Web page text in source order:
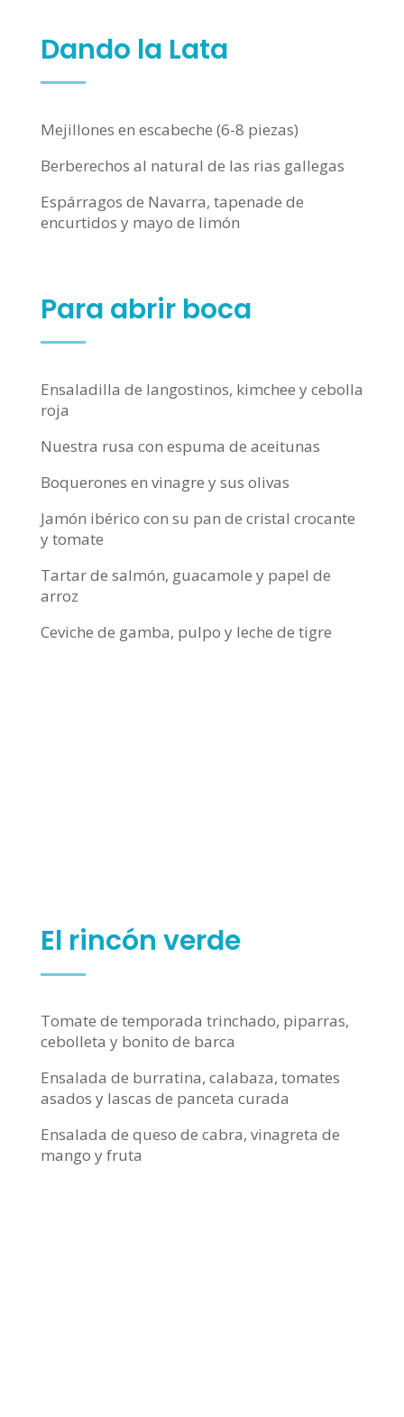
Dando la Lata
Mejillones en escabeche (6-8 piezas)
Berberechos al natural de las rias gallegas
Espárragos de Navarra, tapenade de
encurtidos y mayo de limón
Para abrir boca
Ensaladilla de langostinos, kimchee y cebolla
roja
Nuestra rusa con espuma de aceitunas
Boquerones en vinagre y sus olivas
Jamón ibérico con su pan de cristal crocante
y tomate
Tartar de salmón, guacamole y papel de
arroz
Ceviche de gamba, pulpo y leche de tigre
El rincón verde
Tomate de temporada trinchado, piparras,
cebolleta y bonito de barca
Ensalada de burratina, calabaza, tomates
asados y lascas de panceta curada
Ensalada de queso de cabra, vinagreta de
mango y fruta